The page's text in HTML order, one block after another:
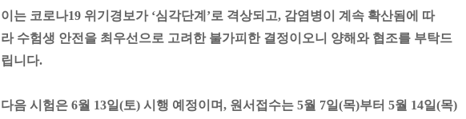
이는 코로나19 위기경보가 ‘심각단계 ’ 로 격상되고, 감염병이 계속 확산됨에 따
라 수험생 안전을 최우선으로 고려한 불가피한 결정이오니 양해와 협조를 부탁드
립니다.
다음 시험은 6월 13일(토) 시행 예정이며, 원서접수는 5월 7일(목)부터 5월 14일(목)